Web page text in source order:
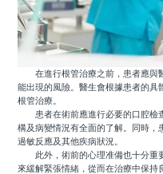
在進行根管治療之前，患者應與
能出現的風險。醫生會根據患者的
根管治療。
患者在術前應進行必要的口腔檢
構及病變情況有全面的了解。同時，
過敏反應及其他疾病狀況。
此外，術前的心理准備也十分重
來緩解緊張情緒，從而在治療中保持